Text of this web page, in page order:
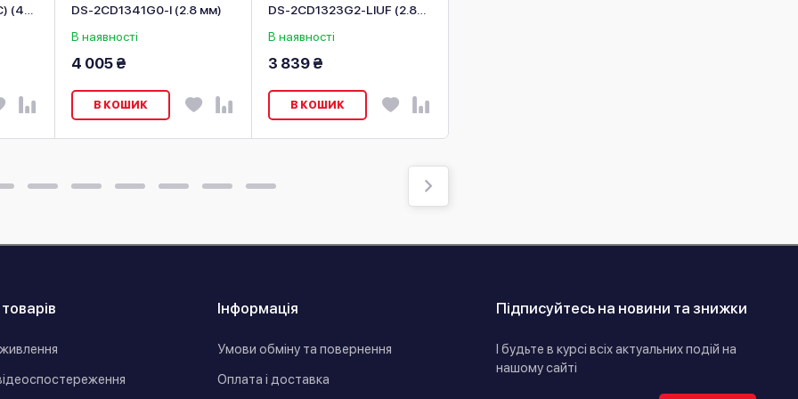
(4
DS-2CD1341G0-I (2.8 мм)
В наявності
4 005 ₴
В КОШИК
DS-2CD1323G2-LIUF (2.8
В наявності
3 839 ₴
В КОШИК
Інформація
Умови обміну та повернення
Оплата і доставка
Підписуйтесь на новини та знижки
І будьте в курсі всіх актуальних подій на
нашому сайті